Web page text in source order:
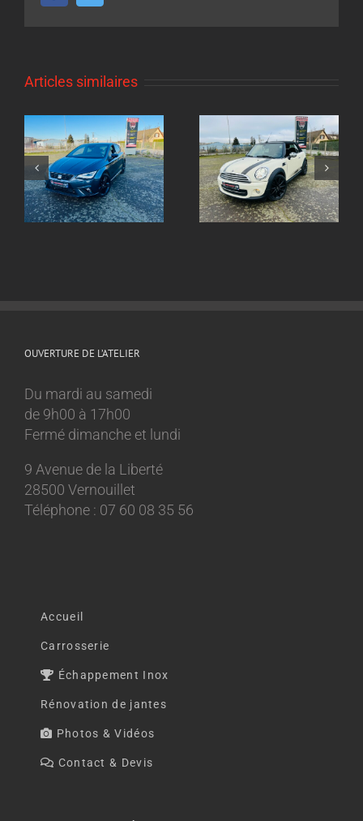
Articles similaires
Echappement inox
sur mesure Mini
Cooper 1.6l
Echappement inox
sur mesure
Volkswagen Golf 8
GTI
OUVERTURE DE L’ATELIER
Du mardi au samedi
de 9h00 à 17h00
Fermé dimanche et lundi
9 Avenue de la Liberté
28500 Vernouillet
Téléphone : 07 60 08 35 56
Accueil
Carrosserie
Échappement Inox
Rénovation de jantes
Photos & Vidéos
Contact & Devis